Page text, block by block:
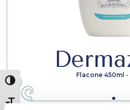
Attiva/disattiva alto contrasto
Attiva/disattiva dimensione testo
Flacone 450ml -